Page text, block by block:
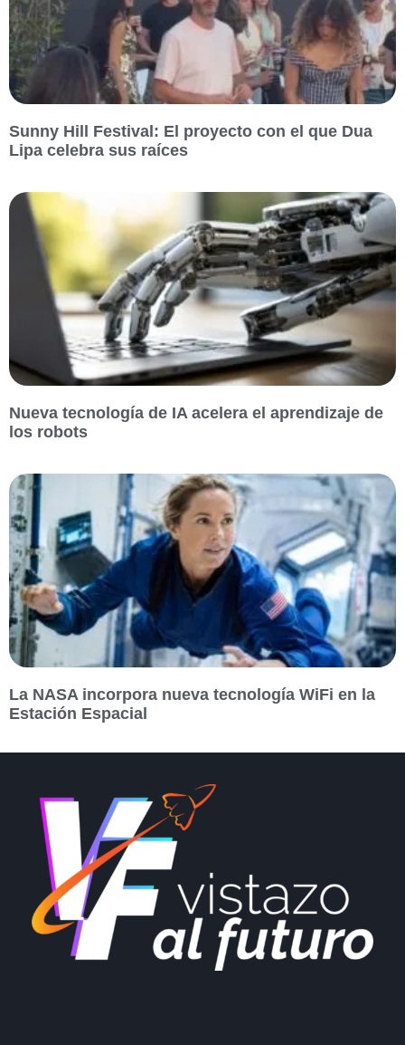
Sunny Hill Festival: El proyecto con el que Dua
Lipa celebra sus raíces
Nueva tecnología de IA acelera el aprendizaje de
los robots
La NASA incorpora nueva tecnología WiFi en la
Estación Espacial